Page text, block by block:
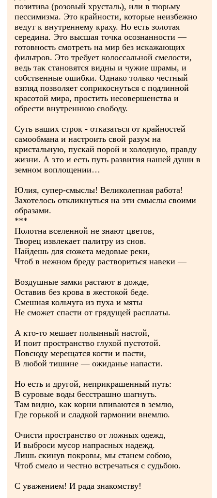
позитива (розовый хрусталь), или в тюрьму
пессимизма. Это крайности, которые неизбежно
ведут к внутреннему краху. Но есть золотая
середина. Это высшая точка осознанности —
готовность смотреть на мир без искажающих
фильтров. Это требует колоссальной смелости,
ведь так становятся видны и чужие шрамы, и
собственные ошибки. Однако только честный
взгляд позволяет соприкоснуться с подлинной
красотой мира, простить несовершенства и
обрести внутреннюю свободу.
Суть ваших строк - отказаться от крайностей
самообмана и настроить свой разум на
кристальную, пускай порой и холодную, правду
жизни. А это и есть путь развития нашей души в
земном воплощении…
Юлия, супер-смыслы! Великолепная работа!
Захотелось откликнуться на эти смыслы своими
образами.
***
Полотна вселенной не знают цветов,
Творец извлекает палитру из снов.
Найдешь для сюжета медовые реки,
Чтоб в нежном бреду раствориться навеки —
Воздушные замки растают в дожде,
Оставив без крова в жестокой беде.
Смешная кольчуга из пуха и мяты
Не сможет спасти от грядущей расплаты.
А кто-то мешает полынный настой,
И поит пространство глухой пустотой.
Повсюду мерещатся когти и пасти,
В любой тишине — ожиданье напасти.
Но есть и другой, неприкрашенный путь:
В суровые воды бесстрашно шагнуть.
Там видно, как корни впиваются в землю,
Где горькой и сладкой гармонии внемлю.
Очисти пространство от ложных одежд,
И выброси мусор напрасных надежд.
Лишь скинув покровы, мы станем собою,
Чтоб смело и честно встречаться с судьбою.
С уважением! И рада знакомству!